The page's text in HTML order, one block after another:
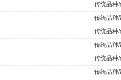
传统品种
传统品种
传统品种
传统品种
传统品种
传统品种